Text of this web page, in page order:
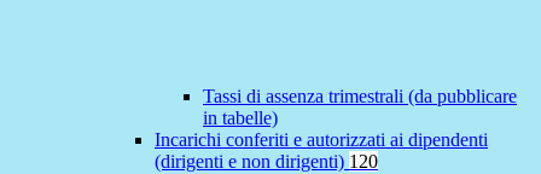
Tassi di assenza trimestrali (da pubblicare
in tabelle)
Incarichi conferiti e autorizzati ai dipendenti
(dirigenti e non dirigenti) 120